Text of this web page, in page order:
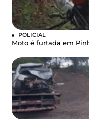
POLICIAL
Moto é furtada em